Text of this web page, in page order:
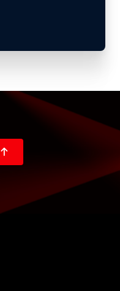
􀄨